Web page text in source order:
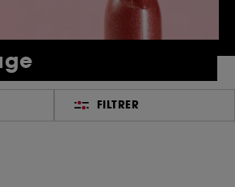
FILTRER